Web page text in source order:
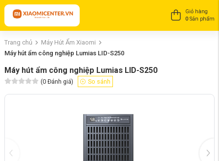
Giỏ hàng
0 Sản phẩm
Trang chủ
Máy Hút Ẩm Xiaomi
Máy hút ẩm công nghiệp Lumias LID-S250
Máy hút ẩm công nghiệp Lumias LID-S250
(0 Đánh giá) So sánh